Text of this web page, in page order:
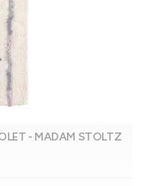
- MADAM STOLTZ